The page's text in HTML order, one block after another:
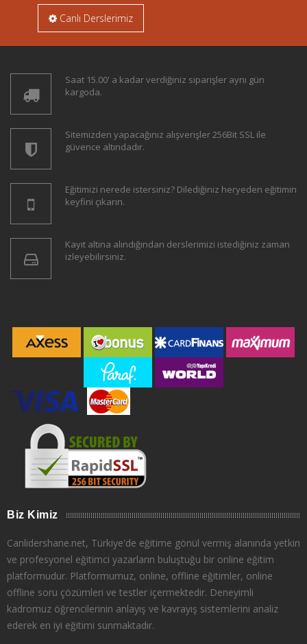
Canlı Derslerimiz
Saat 15.00' a kadar verdiğiniz siparişler aynı gün
kargoda.
Sitemizden yapacağınız alışverişler 256Bit SSL ile
güvence altındadır.
Eğitimizi nerede istersiniz? Dilediğiniz heryeden eğitimin
keyfini çıkarın.
Kayıt altına alındığından derslerimizi istediğiniz zaman
izleyebilirsiniz.
Biz Kimiz
Canlidershane.net, Türkiye'de eğitime gönül vermiş alanında yetkin
ve profesyonel eğitimci yazarların buluştuğu bir online eğitim
platformudur. Platformumuz, online, offline eğitimler, online
offline soru çözümleri ve testler içermektedir. Deneyimli
kadromuz öğrencilerinin anlayış ve kavrayış sistemlerini analiz
ederek en iyi eğitimi sunmaktadır.